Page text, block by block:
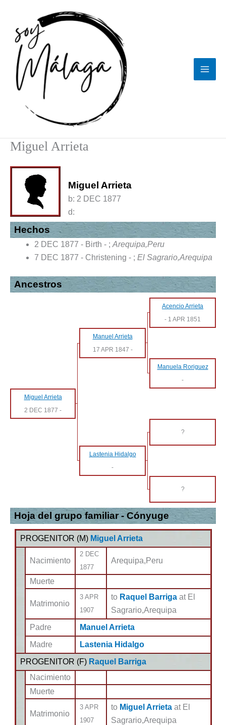
contenido
Miguel Arrieta
Miguel Arrieta
b: 2 DEC 1877
d:
Hechos
2 DEC 1877 - Birth - ; Arequipa,Peru
7 DEC 1877 - Christening - ; El Sagrario,Arequipa
Ancestros
Acencio Arrieta
- 1 APR 1851
Manuel Arrieta
17 APR 1847 -
Manuela Roriguez
-
Miguel Arrieta
2 DEC 1877 -
?
Lastenia Hidalgo
-
?
Hoja del grupo familiar - Cónyuge
PROGENITOR (M) Miguel Arrieta
Nacimiento
2 DEC
1877
Arequipa,Peru
Muerte
Matrimonio
3 APR
1907
to Raquel Barriga at El
Sagrario,Arequipa
Padre
Manuel Arrieta
Madre
Lastenia Hidalgo
PROGENITOR (F) Raquel Barriga
Nacimiento
Muerte
Matrimonio
3 APR
1907
to Miguel Arrieta at El
Sagrario,Arequipa